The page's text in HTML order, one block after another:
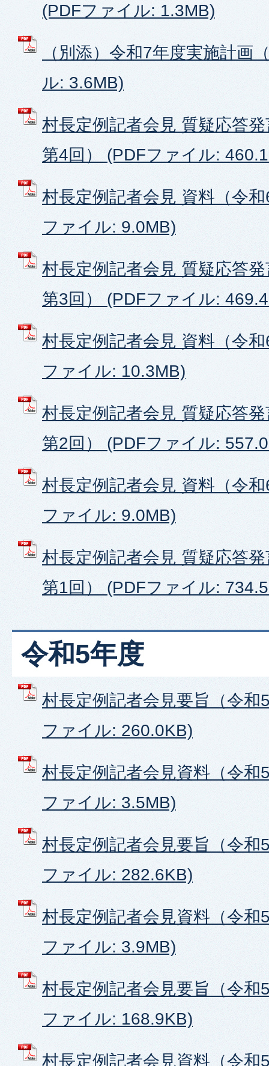
(PDFファイル: 1.3MB)
（別添）令和7年度実施計画
ル: 3.6MB)
村長定例記者会見 質疑応答
第4回） (PDFファイル:
村長定例記者会見 資料（令
ファイル: 9.0MB)
村長定例記者会見 質疑応答
第3回） (PDFファイル:
村長定例記者会見 資料（令
ファイル: 10.3MB)
村長定例記者会見 質疑応答
第2回） (PDFファイル:
村長定例記者会見 資料（令
ファイル: 9.0MB)
村長定例記者会見 質疑応答
第1回） (PDFファイル:
令和5年度
村長定例記者会見要旨（令和
ファイル: 260.0KB)
村長定例記者会見資料（令和
ファイル: 3.5MB)
村長定例記者会見要旨（令和
ファイル: 282.6KB)
村長定例記者会見資料（令和
ファイル: 3.9MB)
村長定例記者会見要旨（令和
ファイル: 168.9KB)
村長定例記者会見資料（令和